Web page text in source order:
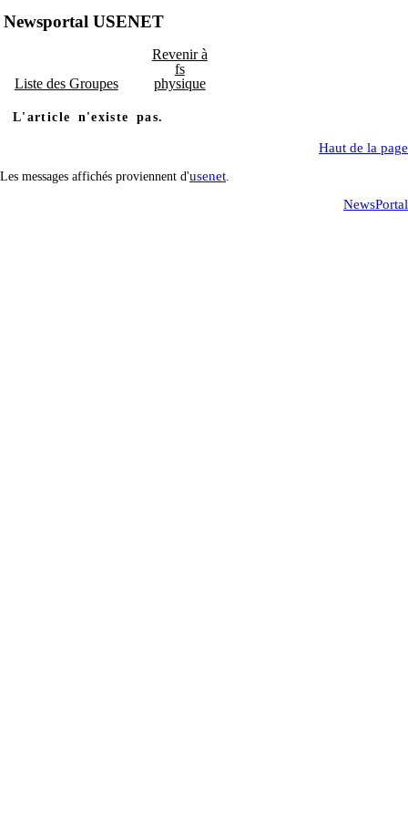
Newsportal USENET
Liste des Groupes
Revenir à
fs
physique
L'article n'existe pas.
Haut de la page
Les messages affichés proviennent d'usenet
NewsPortal